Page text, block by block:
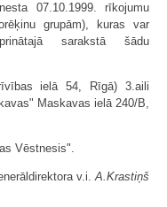
07.10.1999. rīkojumu
grupām), kuras var
sarakstā šādu
ielā 54, Rīgā) 3.aili
Maskavas ielā 240/B,
Vēstnesis".
v.i.A.Krastiņš